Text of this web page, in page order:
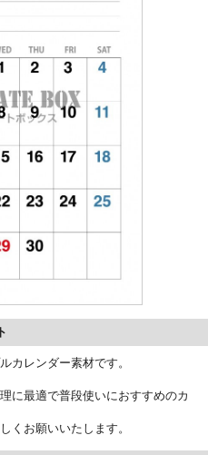
カレンダー素材です。
に最適で普段使いにおすすめのカ
くお願いいたします。